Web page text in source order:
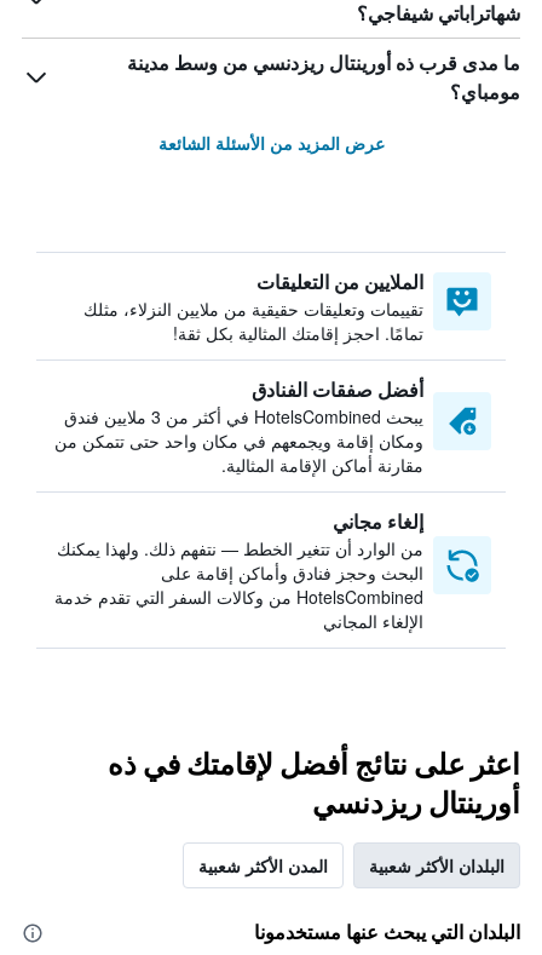
شهاتراباتي شيفاجي؟
ما مدى قرب ذه أورينتال ريزدنسي من وسط مدينة
مومباي؟
عرض المزيد من الأسئلة الشائعة
الملايين من التعليقات
تقييمات وتعليقات حقيقية من ملايين النزلاء، مثلك
تمامًا. احجز إقامتك المثالية بكل ثقة!
أفضل صفقات الفنادق
يبحث HotelsCombined في أكثر من 3 ملايين فندق
ومكان إقامة ويجمعهم في مكان واحد حتى تتمكن من
مقارنة أماكن الإقامة المثالية.
إلغاء مجاني
من الوارد أن تتغير الخطط — نتفهم ذلك. ولهذا يمكنك
البحث وحجز فنادق وأماكن إقامة على
HotelsCombined من وكالات السفر التي تقدم خدمة
الإلغاء المجاني
اعثر على نتائج أفضل لإقامتك في ذه
أورينتال ريزدنسي
البلدان الأكثر شعبية المدن الأكثر شعبية
البلدان التي يبحث عنها مستخدمونا